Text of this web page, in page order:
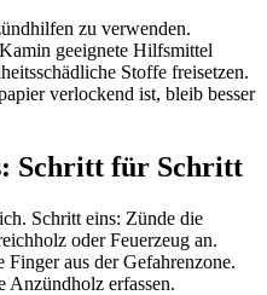
zu verwenden.
geeignete Hilfsmittel
Stoffe freisetzen.
verlockend ist, bleib besser
Schritt für Schritt
Schritt eins: Zünde die
oder Feuerzeug an.
Finger aus der Gefahrenzone.
Anzündholz erfassen.